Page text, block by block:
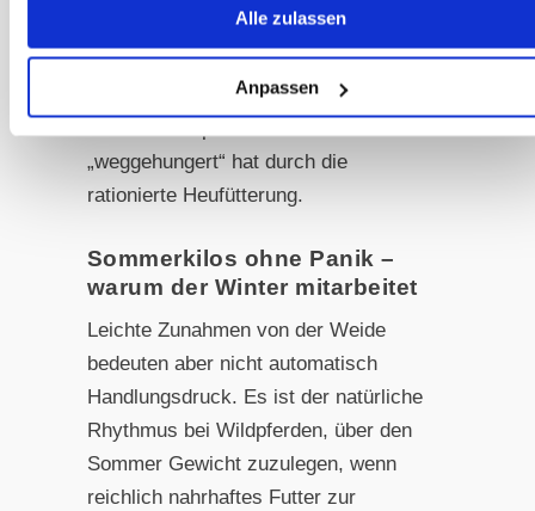
Alle zulassen
Anpassen
sind viele Besitzer geschockt, wie
wenig Pferd eigentlich unter all der
Lymphe zum Vorschein kommt – weil
„weggehungert“ hat durch die
rationierte Heufütterung.
Sommerkilos ohne Panik –
warum der Winter mitarbeitet
Leichte Zunahmen von der Weide
bedeuten aber nicht automatisch
Handlungsdruck. Es ist der natürliche
Rhythmus bei Wildpferden, über den
Sommer Gewicht zuzulegen, wenn
reichlich nahrhaftes Futter zur